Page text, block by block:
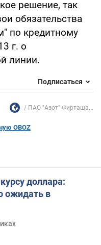
решение, так
обязательства
по кредитному
г. о
линии.
Подписаться
ПАО "Азот" Фирташа...
OBOZ
доллара:
ожидать в